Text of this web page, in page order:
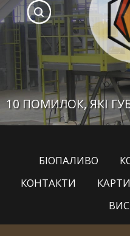
10 ПОМИЛОК, ЯКІ
БІОПАЛИВО
КОНТАКТИ
КАРТИ